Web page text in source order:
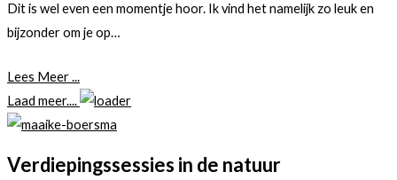
Dit is wel even een momentje hoor. Ik vind het namelijk zo leuk en
bijzonder om je op…
Lees Meer ...
Laad meer....
Verdiepingssessies in de natuur